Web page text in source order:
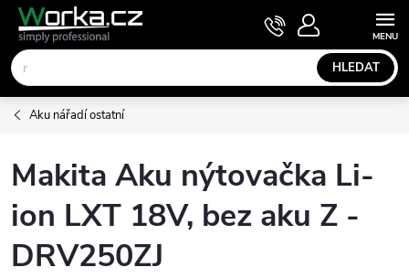
Přejít
obsah
HLEDAT
NÁKUPNÍ
KOŠÍK
Aku nářadí ostatní
Makita Aku nýtovačka Li-
ion LXT 18V, bez aku Z -
DRV250ZJ